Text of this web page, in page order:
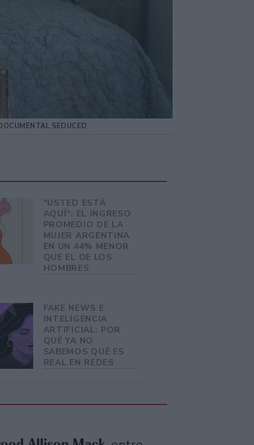
SEDUCED.
"USTED ESTÁ
AQUÍ": EL INGRESO
PROMEDIO DE LA
MUJER ARGENTINA
EN UN 44% MENOR
QUE EL DE LOS
HOMBRES
FAKE NEWS E
INTELIGENCIA
ARTIFICIAL: POR
QUÉ YA NO
SABEMOS QUÉ ES
REAL EN REDES